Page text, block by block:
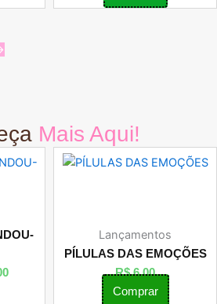
Mais Aqui!
O
R$ 8,00.
Lançamentos
PÍLULAS DAS EMOÇÕES
R$6,00
Comprar